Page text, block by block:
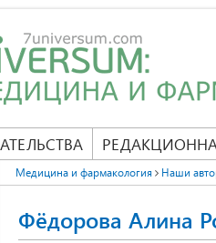
Медицина и фармакология Наши
Фёдорова Алина